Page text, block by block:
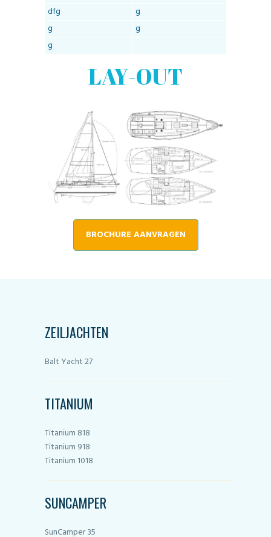
dfg
g
g
g
g
LAY-OUT
BROCHURE AANVRAGEN
ZEILJACHTEN
Balt Yacht 27
TITANIUM
Titanium 818
Titanium 918
Titanium 1018
SUNCAMPER
SunCamper 35